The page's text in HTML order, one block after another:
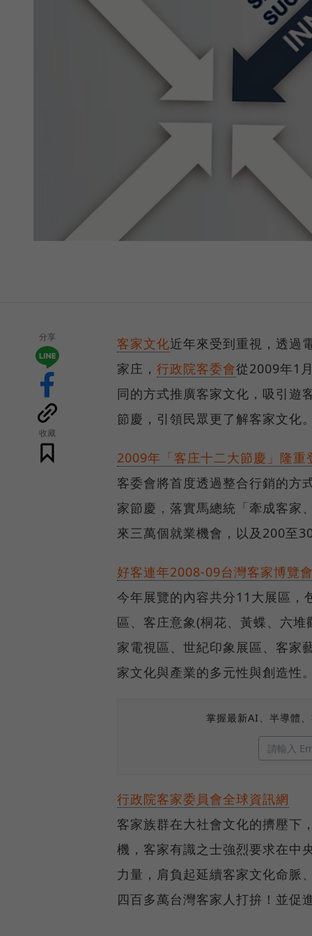
分享
收藏
客家文化近年來受到重視，透過
家庄， 行政院客委會從2009年1
同的方式推廣客家文化，吸引遊
節慶，引領民眾更了解客家文化
2009年「客庄十二大節慶」隆重
客委會將首度透過整合行銷的方
家節慶，落實馬總統「牽成客家
來三萬個就業機會，以及200至
好客連年2008-09台灣客家博覽
今年展覽的內容共分11大展區，
區、客庄意象(桐花、黃蝶、六
家電視區、世紀印象展區、客家
家文化與產業的多元性與創造性
掌握最新AI、半導體
行政院客家委員會全球資訊網
客家族群在大社會文化的擠壓下
機，客家有識之士強烈要求在中
力量，肩負起延續客家文化命脈
四百多萬台灣客家人打拚！並促